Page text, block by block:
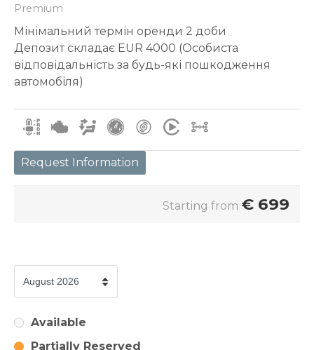
Premium
Мінімальний термін оренди 2 доби
Депозит складає EUR 4000 (Особиста
відповідальність за будь-які пошкодження
автомобіля)
Request Information
Starting from € 699
Available
Partially Reserved